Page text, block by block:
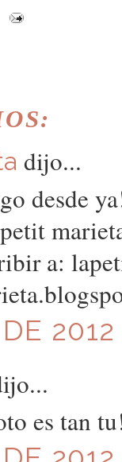
dijo...
desde
a:
es tan